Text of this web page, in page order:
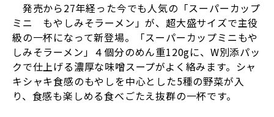
発売から27年経った今でも人気の「スーパーカップ
ミニ もやしみそラーメン」が、超大盛サイズで主役
級の一杯になって新登場。「スーパーカップミニもや
しみそラーメン」４個分のめん重120gに、 W別添パッ
クで仕上げる濃厚な味噌スープがよく絡みます。シャ
キシャキ食感のもやしを中心とした5種の野菜が入
り、食感も楽しめる食べごたえ抜群の一杯です。